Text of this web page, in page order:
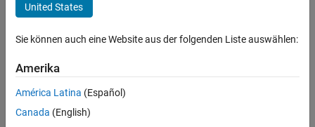
United States
Sie können auch eine Website aus der folgenden Liste auswählen:
Amerika
América Latina (Español)
Canada (English)